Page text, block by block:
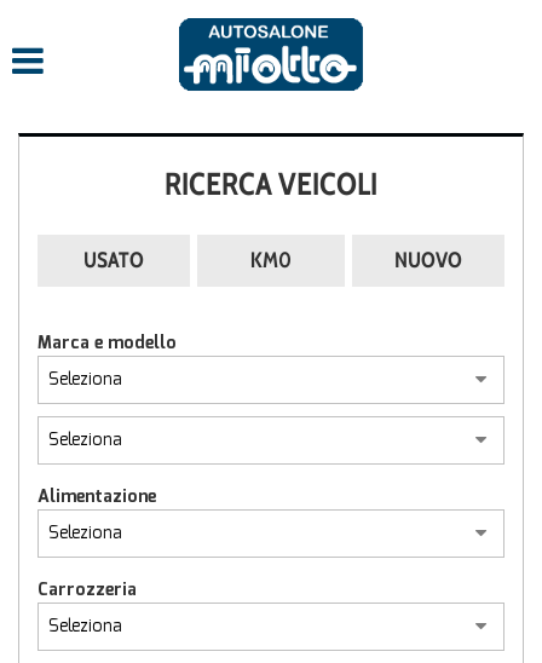
RICERCA VEICOLI
USATO KM0 NUOVO
Marca e modello
Alimentazione
Carrozzeria